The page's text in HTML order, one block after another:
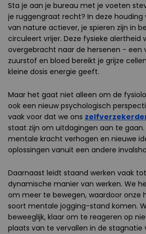
Sta je aan je bureau met je voeten
je ruggengraat recht? In deze
van nature actiever, je spieren zijn in
circuleert vrijer. Deze fysieke alertheid
overgebracht naar de hersenen - een
zuurstof en bloed bereikt je grijze
kleine dosis energie geeft.
Maar het gaat niet alleen om de
ook een nieuw psychologisch
vaak voor dat we ons
staat zijn om uitdagingen aan te gaan.
mentale kracht verhogen en nieuwe
oplossingen vanuit een andere
Daarnaast leidt staand werken vaak
dynamische manier van werken. We
om meer te bewegen, waardoor onze
soort mentale jogging-stand komen.
beweeglijk, klaar om te reageren op
plaats van te vervallen in de stagnatie